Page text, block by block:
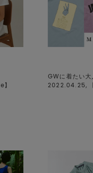
】
GWに着たい
2022.04.25,